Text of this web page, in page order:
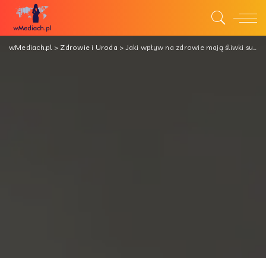
wMediach.pl> Zdrowie i Uroda >Jaki wpływ na zdrowie mają śliwki suszone BIO?